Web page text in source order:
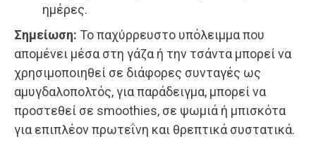
ημέρες.
Σημείωση: Το παχύρρευστο υπόλειμμα που
απομένει μέσα στη γάζα ή την τσάντα μπορεί να
χρησιμοποιηθεί σε διάφορες συνταγές ως
αμυγδαλοπολτός, για παράδειγμα, μπορεί να
προστεθεί σε smoothies, σε ψωμιά ή μπισκότα
για επιπλέον πρωτεΐνη και θρεπτικά συστατικά.